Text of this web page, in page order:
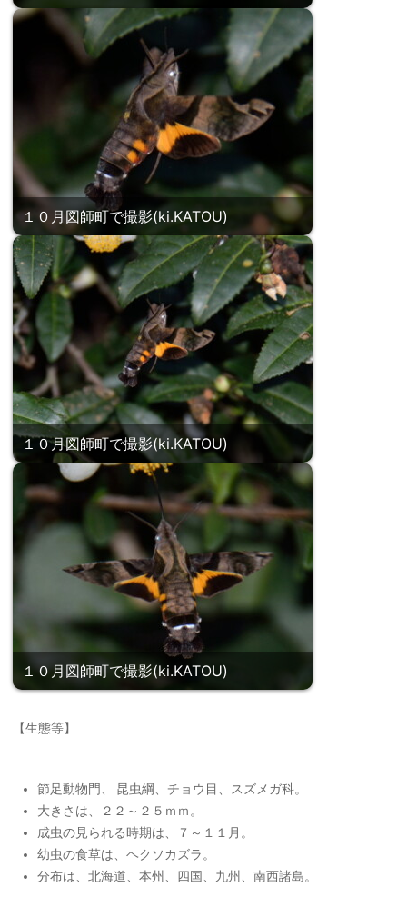
１０月図師町で撮影(ki.KATOU)
１０月図師町で撮影(ki.KATOU)
１０月図師町で撮影(ki.KATOU)
【生態等】
節足動物門、 昆虫綱、チョウ目、スズメガ科。
大きさは、２２～２５ｍｍ。
成虫の見られる時期は、７～１１月。
幼虫の食草は、ヘクソカズラ。
分布は、北海道、本州、四国、九州、南西諸島。